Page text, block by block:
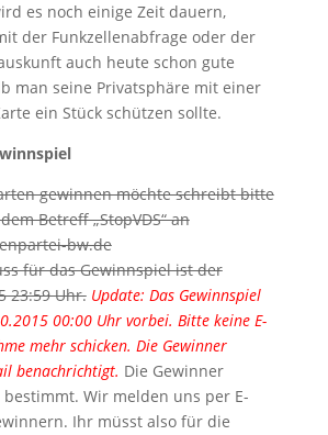
es noch einige Zeit dauern,
der Funkzellenabfrage oder der
auch heute schon gute
man seine Privatsphäre mit einer
ein Stück schützen sollte.
gewinnen möchte schreibt bitte
Betreff „StopVDS“ an
bw.de
für das Gewinnspiel ist der
23:59 Uhr. Update: Das Gewinnspiel
00:00 Uhr vorbei. Bitte keine E-
mehr schicken. Die Gewinner
benachrichtigt. Die Gewinner
Wir melden uns per E-
Ihr müsst also für die